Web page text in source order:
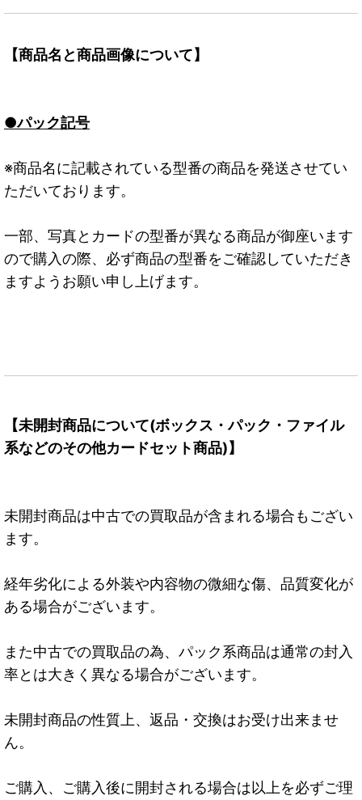
【商品名と商品画像について】
●パック記号
※商品名に記載されている型番の商品を発送させてい
ただいております。
一部、写真とカードの型番が異なる商品が御座います
ので購入の際、必ず商品の型番をご確認していただき
ますようお願い申し上げます。
【未開封商品について(ボックス・パック・ファイル
系などのその他カードセット商品)】
未開封商品は中古での買取品が含まれる場合もござい
ます。
経年劣化による外装や内容物の微細な傷、品質変化が
ある場合がございます。
また中古での買取品の為、パック系商品は通常の封入
率とは大きく異なる場合がございます。
未開封商品の性質上、返品・交換はお受け出来ませ
ん。
ご購入、ご購入後に開封される場合は以上を必ずご理